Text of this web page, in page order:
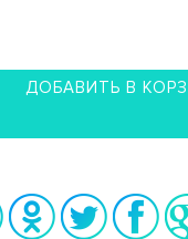
ДОБАВИТЬ В